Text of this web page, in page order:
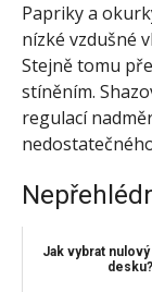
Papriky a
nízké vzdušné
Stejně tomu
stíněním.
regulací
Jak vybrat
desku?